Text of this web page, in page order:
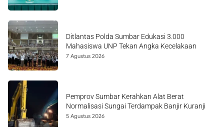
Ditlantas Polda Sumbar Edukasi 3.000
Mahasiswa UNP Tekan Angka Kecelakaan
7 Agustus 2026
Pemprov Sumbar Kerahkan Alat Berat
Normalisasi Sungai Terdampak Banjir Kuranji
5 Agustus 2026